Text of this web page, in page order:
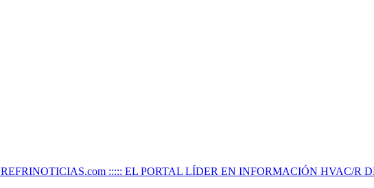
REFRINOTICIAS.com ::::: EL PORTAL LÍDER EN INFORMACIÓN HVAC/R